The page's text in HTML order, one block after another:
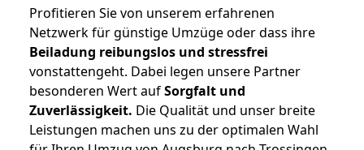
Profitieren Sie von unserem erfahrenen
Netzwerk für günstige Umzüge oder dass ihre
Beiladung reibungslos und stressfrei
vonstattengeht. Dabei legen unsere Partner
besonderen Wert aufSorgfalt und
Zuverlässigkeit. Die Qualität und unser breite
Leistungen machen uns zu der optimalen Wahl